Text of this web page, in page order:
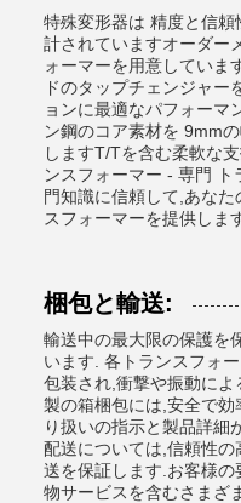
特殊変形器は 精度と信
計されていますオーダー
ォーマーを用意していま
ドのタップチェンジャー
ョンに最適なパフォーマ
ン鋼のコア素材を 9mm
しますT/Tを含む柔軟な
ンスフォーマー - 専門
門知識に信頼して,あな
スフォーマーを提供しま
梱包と輸送:
輸送中の最大限の保護を
います. 各トランスフォ
包装され,衝撃や振動に
製の箱梱包には,安全で
り扱いの指示と製品詳細
配送については,信頼性
送を保証します.お客様
物サービスを含むさまざ